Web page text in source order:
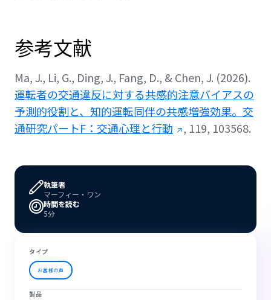
参考文献
Ma, J., Li, G., Ding, J., Fang, D., & Chen, J. (2026).
運転者の交通違反に対する共感的注意バイアスの
予測的役割と、知的運転同伴の共感増強効果。交
通研究パートF：交通心理と行動
, 119, 103568.
執筆者
マーフィー・ワン
時間を読む
5分
タイプ
お客様の声
製品